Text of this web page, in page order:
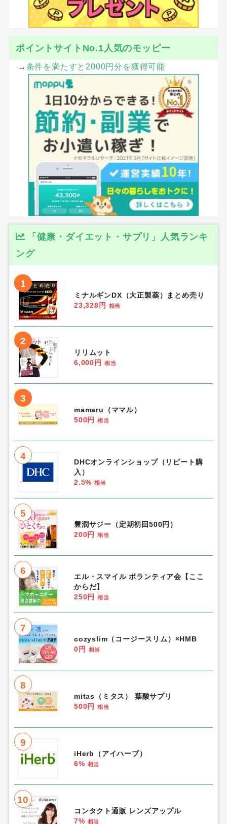
ポイントサイトNo.1人気のモッピー
→ 条件を満たすと2000円分を獲得可能
「健康・ダイエット・サプリ」人気ランキ
ング
1
ミナルギンDX（大正製薬）まとめ売り
23,328円
相当
2
リリムット
6,000円
相当
3
mamaru（ママル）
500円
相当
4
DHCオンラインショップ（リピート購
入）
2.5% 相当
5
豊潤サジー（定期初回500円）
200円
相当
6
エル・スマイル ボランティア会【ここ
からだ】
250円
相当
7
cozyslim（コージースリム）×HMB
0円
相当
8
mitas（ミタス） 葉酸サプリ
500円
相当
9
iHerb（アイハーブ）
6% 相当
10
コンタクト通販 レンズアップル
7% 相当